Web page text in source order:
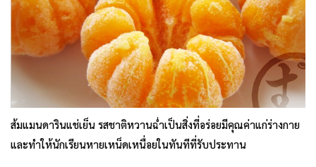
ส้มแมนดารินแช่เย็น รสชาติหวานฉ่ำเป็นสิ่งที่อร่อยมีคุณค่าแก่ร่างกาย
และทำให้นักเรียนหายเหน็ดเหนื่อยในทันทีที่รับประทาน